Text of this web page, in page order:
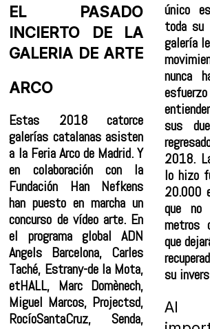
EL PASADO
INCIERTO DE LA
GALERIA DE ARTE
ARCO
Estas 2018 catorce
galerías catalanas asisten
a la Feria Arco de Madrid. Y
en colaboración con la
Fundación Han Nefkens
han puesto en marcha un
concurso de vídeo arte. En
el programa global ADN
Angels Barcelona, ​​Carles
Taché, Estrany-de la Mota,
etHALL, Marc Domènech,
Miguel Marcos, Projectsd,
RocíoSantaCruz, Senda,
único
toda su
galería
nunca
sus
2018.
lo hizo
20.000
que
metros
que
su
Al